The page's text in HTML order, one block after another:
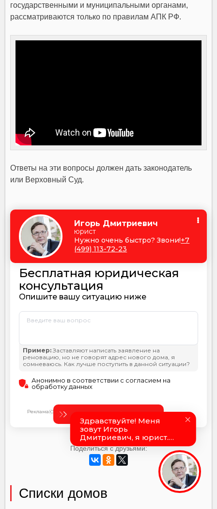
государственными и муниципальными органами,
рассматриваются только по правилам АПК РФ.
Ответы на эти вопросы должен дать законодатель
или Верховный Суд.
Поделиться с друзьями:
Списки домов